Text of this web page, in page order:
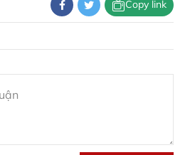
Copy link